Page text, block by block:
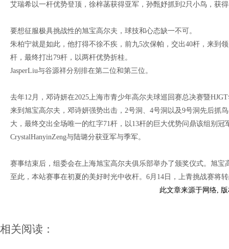
艾瑞希以一杆优势登顶，徐梓菡获得亚军，孙甄妤抓到2只小鸟，获
要想征服极具挑战性的旭宝高尔夫，球技和心态缺一不可。
朱柏宁就是如此，他打得不徐不疾，前九5次保帕，交出40杆，来到
杆，最终打出79杆，以两杆优势折桂。
JasperLiu与谷源祥分别排在第二位和第三位。
去年12月，邓诗妍在2025上海市青少年高尔夫球巡回赛总决赛暨
来到旭宝高尔夫，邓诗妍强势出击，2号洞、4号洞以及9号洞先后抓
大，最终交出全场唯一的红字71杆，以13杆的巨大优势问鼎该组别冠
CrystalHanyinZeng与陆璐分获亚军与季军。
赛事结束后，组委会在上海旭宝高尔夫俱乐部举办了颁奖仪式。旭
至此，本站赛事在初夏的美好时光中收杆。6月14日，上青挑战赛将
此文章来源于网络,
相关阅读：